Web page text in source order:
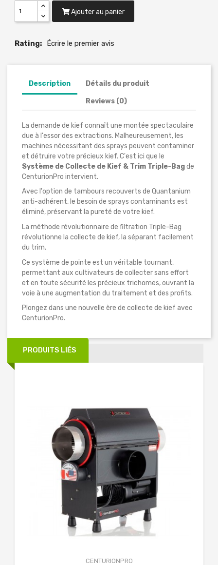
Ajouter au panier
Rating: Écrire le premier avis
Description Détails du produit
Reviews (0)
La demande de kief connaît une montée spectaculaire
due à l'essor des extractions. Malheureusement, les
machines nécessitant des sprays peuvent contaminer
et détruire votre précieux kief. C'est ici que le
Système de Collecte de Kief & Trim Triple-Bagde
CenturionPro intervient.
Avec l'option de tambours recouverts de Quantanium
anti-adhérent, le besoin de sprays contaminants est
éliminé, préservant la pureté de votre kief.
La méthode révolutionnaire de filtration Triple-Bag
révolutionne la collecte de kief, la séparant facilement
du trim.
Ce système de pointe est un véritable tournant,
permettant aux cultivateurs de collecter sans effort
et en toute sécurité les précieux trichomes, ouvrant la
voie à une augmentation du traitement et des profits.
Plongez dans une nouvelle ère de collecte de kief avec
CenturionPro.
PRODUITS LIÉS
CENTURIONPRO